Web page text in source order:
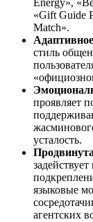
Energy»,
«Gift Guide
Match».
стиль
проявляет
усталость.
языковые
агентских